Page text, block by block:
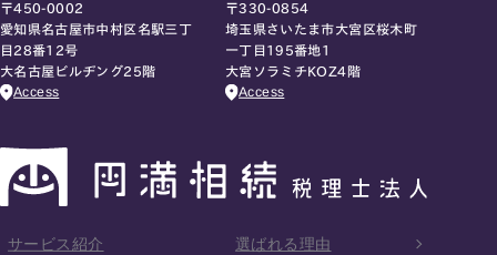
〒450-0002
愛知県名古屋市中村区名駅三丁
目28番12号
大名古屋ビルヂング25階
Access
〒330-0854
埼玉県さいたま市大宮区桜木町
一丁目195番地1
大宮ソラミチKOZ4階
Access
サービス紹介 選ばれる理由